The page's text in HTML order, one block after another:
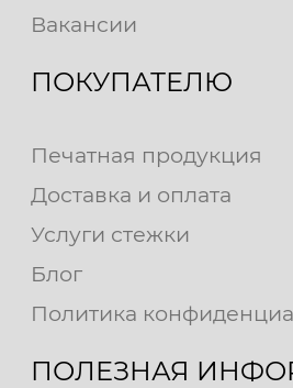
Вакансии
ПОКУПАТЕЛЮ
Печатная продукция
Доставка и оплата
Услуги стежки
Блог
Политика
ПОЛЕЗНАЯ